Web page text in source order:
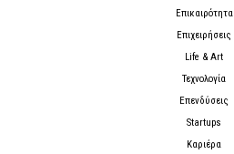
Επικαιρότητα
Επιχειρήσεις
Life & Art
Τεχνολογία
Επενδύσεις
Startups
Καριέρα